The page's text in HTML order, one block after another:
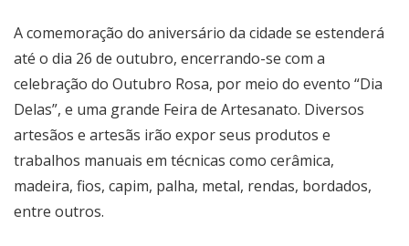
A comemoração do aniversário da cidade se estenderá
até o dia 26 de outubro, encerrando-se com a
celebração do Outubro Rosa, por meio do evento “Dia
Delas”, e uma grande Feira de Artesanato. Diversos
artesãos e artesãs irão expor seus produtos e
trabalhos manuais em técnicas como cerâmica,
madeira, fios, capim, palha, metal, rendas, bordados,
entre outros.